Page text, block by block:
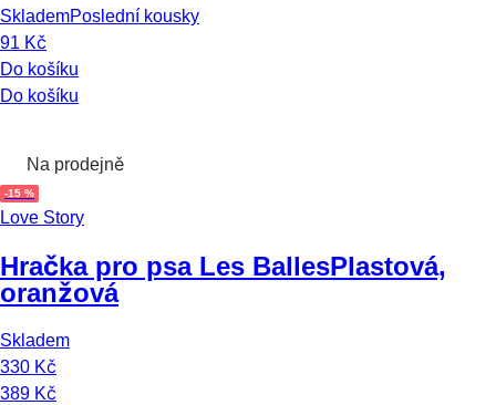
SklademPoslední kousky
91 Kč
Do košíku
Do košíku
Na prodejně
-15 %
Love Story
Hračka pro psa Les BallesPlastová,
oranžová
Skladem
330 Kč
389 Kč